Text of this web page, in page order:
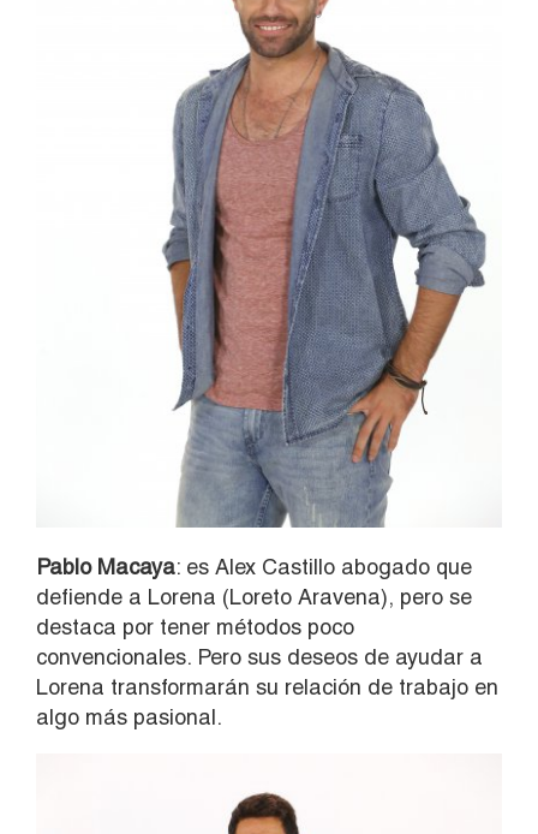
Pablo Macaya: es Alex Castillo abogado que
defiende a Lorena (Loreto Aravena), pero se
destaca por tener métodos poco
convencionales. Pero sus deseos de ayudar a
Lorena transformarán su relación de trabajo en
algo más pasional.